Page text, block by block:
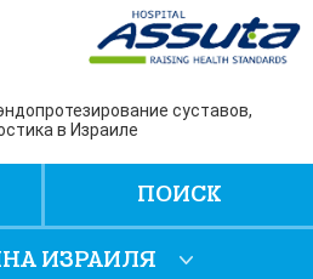
суставов,
в Израиле
ПОИСК
ИЗРАИЛЯ